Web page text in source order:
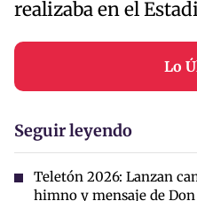
realizaba en el
Lo
Seguir leyendo
Teletón 2026: Lanzan
himno y mensaje de